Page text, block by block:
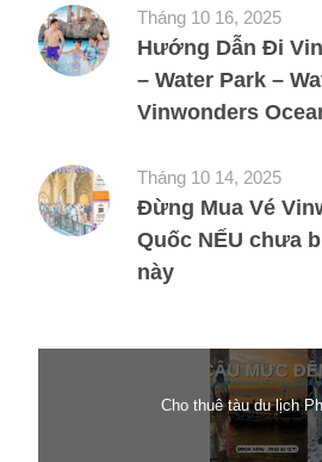
Tháng 10 16, 2025
Hướng Dẫn Đi
– Water Park –
Vinwonders
Tháng 10 14, 2025
Đừng Mua Vé
Quốc NẾU chưa
này
Cho thuê tàu du lịch